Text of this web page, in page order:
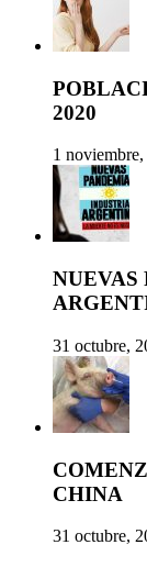
2020
1
NUEVAS
31 octubre,
CHINA
31 octubre,